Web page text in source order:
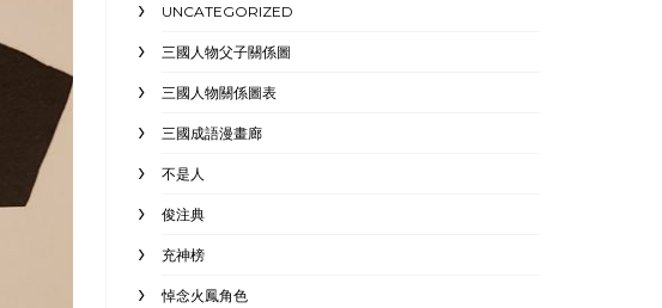
UNCATEGORIZED
三國人物父子關係圖
三國人物關係圖表
三國成語漫畫廊
不是人
俊注典
充神榜
悼念火鳳角色